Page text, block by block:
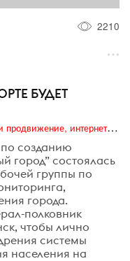
2210
БУДЕТ
Digital (web-дизайн, интернет-реклама и продвижение, интернет-сообщества и блоги, интернет-коммуникации, мобильный маркетинг, реклама на цифровых экранах)
созданию
город” состоялась
группы по
города.
полковник
чтобы лично
системы
населения на